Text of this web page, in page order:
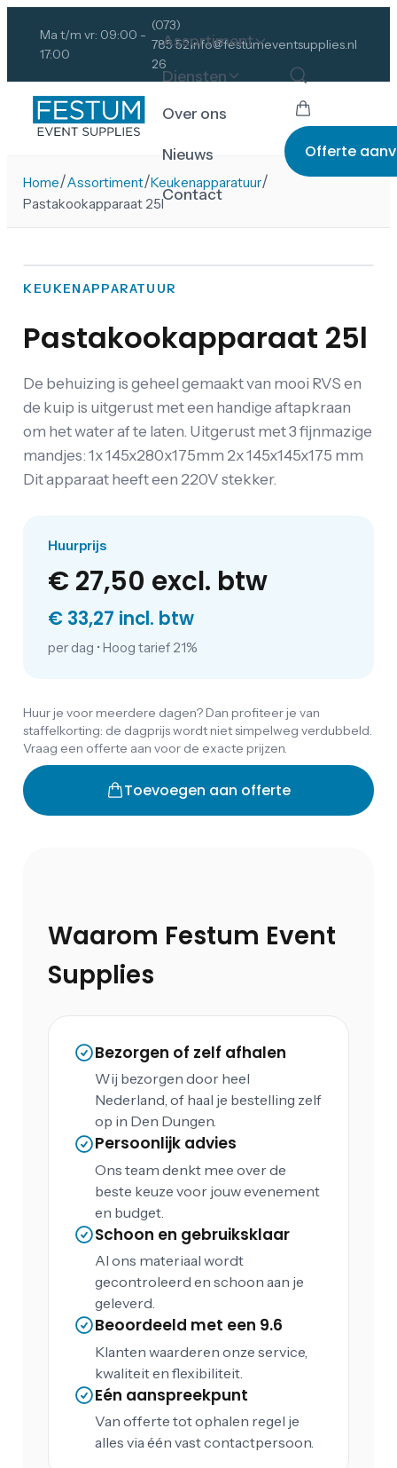
Ma t/m vr: 09:00 -
17:00
(073)
785 52
26
info@festumeventsupplies.nl
Assortiment
Diensten
Over ons
Nieuws
Contact
Offerte
Home/Assortiment/Keukenapparatuur/
Pastakookapparaat 25l
KEUKENAPPARATUUR
Pastakookapparaat 25l
De behuizing is geheel gemaakt van mooi RVS en
de kuip is uitgerust met een handige aftapkraan
om het water af te laten. Uitgerust met 3 fijnmazige
mandjes: 1x 145x280x175mm 2x 145x145x175 mm
Dit apparaat heeft een 220V stekker.
Huurprijs
€ 27,50 excl. btw
€ 33,27 incl. btw
per dag • Hoog tarief 21%
Huur je voor meerdere dagen? Dan profiteer je van
staffelkorting: de dagprijs wordt niet simpelweg verdubbeld.
Vraag een offerte aan voor de exacte prijzen.
Toevoegen aan offerte
Waarom Festum Event
Supplies
Bezorgen of zelf afhalen
Wij bezorgen door heel
Nederland, of haal je bestelling zelf
op in Den Dungen.
Persoonlijk advies
Ons team denkt mee over de
beste keuze voor jouw evenement
en budget.
Schoon en gebruiksklaar
Al ons materiaal wordt
gecontroleerd en schoon aan je
geleverd.
Beoordeeld met een 9.6
Klanten waarderen onze service,
kwaliteit en flexibiliteit.
Eén aanspreekpunt
Van offerte tot ophalen regel je
alles via één vast contactpersoon.